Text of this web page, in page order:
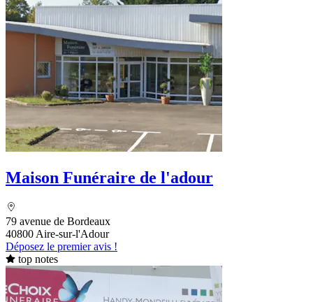
Maison Funéraire de l'adour
79 avenue de Bordeaux
40800 Aire-sur-l'Adour
Déposez le premier avis !
top notes